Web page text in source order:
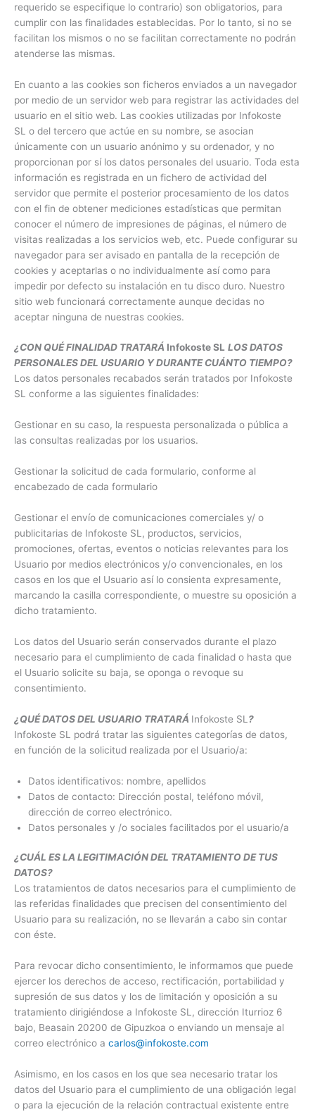
requerido se especifique lo contrario) son obligatorios, para
cumplir con las finalidades establecidas. Por lo tanto, si no se
facilitan los mismos o no se facilitan correctamente no podrán
atenderse las mismas.
En cuanto a las cookies son ficheros enviados a un navegador
por medio de un servidor web para registrar las actividades del
usuario en el sitio web. Las cookies utilizadas por Infokoste
SL o del tercero que actúe en su nombre, se asocian
únicamente con un usuario anónimo y su ordenador, y no
proporcionan por sí los datos personales del usuario. Toda esta
información es registrada en un fichero de actividad del
servidor que permite el posterior procesamiento de los datos
con el fin de obtener mediciones estadísticas que permitan
conocer el número de impresiones de páginas, el número de
visitas realizadas a los servicios web, etc. Puede configurar su
navegador para ser avisado en pantalla de la recepción de
cookies y aceptarlas o no individualmente así como para
impedir por defecto su instalación en tu disco duro. Nuestro
sitio web funcionará correctamente aunque decidas no
aceptar ninguna de nuestras cookies.
¿CON QUÉ FINALIDAD TRATARÁ Infokoste SL LOS DATOS
PERSONALES DEL USUARIO Y DURANTE CUÁNTO TIEMPO?
Los datos personales recabados serán tratados por Infokoste
SL conforme a las siguientes finalidades:
Gestionar en su caso, la respuesta personalizada o pública a
las consultas realizadas por los usuarios.
Gestionar la solicitud de cada formulario, conforme al
encabezado de cada formulario
Gestionar el envío de comunicaciones comerciales y/ o
publicitarias de Infokoste SL, productos, servicios,
promociones, ofertas, eventos o noticias relevantes para los
Usuario por medios electrónicos y/o convencionales, en los
casos en los que el Usuario así lo consienta expresamente,
marcando la casilla correspondiente, o muestre su oposición a
dicho tratamiento.
Los datos del Usuario serán conservados durante el plazo
necesario para el cumplimiento de cada finalidad o hasta que
el Usuario solicite su baja, se oponga o revoque su
consentimiento.
¿QUÉ DATOS DEL USUARIO TRATARÁ Infokoste SL ?
Infokoste SL podrá tratar las siguientes categorías de datos,
en función de la solicitud realizada por el Usuario/a:
Datos identificativos: nombre, apellidos
Datos de contacto: Dirección postal, teléfono móvil,
dirección de correo electrónico.
Datos personales y /o sociales facilitados por el usuario/a
¿CUÁL ES LA LEGITIMACIÓN DEL TRATAMIENTO DE TUS
DATOS?
Los tratamientos de datos necesarios para el cumplimiento de
las referidas finalidades que precisen del consentimiento del
Usuario para su realización, no se llevarán a cabo sin contar
con éste.
Para revocar dicho consentimiento, le informamos que puede
ejercer los derechos de acceso, rectificación, portabilidad y
supresión de sus datos y los de limitación y oposición a su
tratamiento dirigiéndose a Infokoste SL, dirección Iturrioz 6
bajo, Beasain 20200 de Gipuzkoa o enviando un mensaje al
correo electrónico a carlos@infokoste.com
Asimismo, en los casos en los que sea necesario tratar los
datos del Usuario para el cumplimiento de una obligación legal
o para la ejecución de la relación contractual existente entre